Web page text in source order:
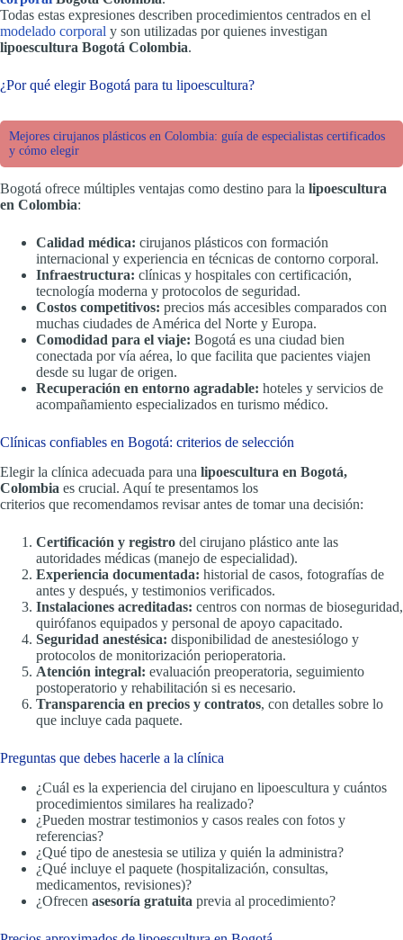
Todas estas expresiones describen procedimientos centrados en el
modelado corporal y son utilizadas por quienes investigan
lipoescultura Bogotá Colombia.
¿Por qué elegir Bogotá para tu lipoescultura?
Mejores cirujanos plásticos en Colombia: guía de especialistas certificados
y cómo elegir
Bogotá ofrece múltiples ventajas como destino para la lipoescultura
en Colombia:
Calidad médica: cirujanos plásticos con formación
internacional y experiencia en técnicas de contorno corporal.
Infraestructura: clínicas y hospitales con certificación,
tecnología moderna y protocolos de seguridad.
Costos competitivos: precios más accesibles comparados con
muchas ciudades de América del Norte y Europa.
Comodidad para el viaje: Bogotá es una ciudad bien
conectada por vía aérea, lo que facilita que pacientes viajen
desde su lugar de origen.
Recuperación en entorno agradable: hoteles y servicios de
acompañamiento especializados en turismo médico.
Clínicas confiables en Bogotá: criterios de selección
Elegir la clínica adecuada para una lipoescultura en Bogotá,
Colombia es crucial. Aquí te presentamos los
criterios que recomendamos revisar antes de tomar una decisión:
Certificación y registro del cirujano plástico ante las
autoridades médicas (manejo de especialidad).
Experiencia documentada: historial de casos, fotografías de
antes y después, y testimonios verificados.
Instalaciones acreditadas: centros con normas de bioseguridad,
quirófanos equipados y personal de apoyo capacitado.
Seguridad anestésica: disponibilidad de anestesiólogo y
protocolos de monitorización perioperatoria.
Atención integral: evaluación preoperatoria, seguimiento
postoperatorio y rehabilitación si es necesario.
Transparencia en precios y contratos, con detalles sobre lo
que incluye cada paquete.
Preguntas que debes hacerle a la clínica
¿Cuál es la experiencia del cirujano en lipoescultura y cuántos
procedimientos similares ha realizado?
¿Pueden mostrar testimonios y casos reales con fotos y
referencias?
¿Qué tipo de anestesia se utiliza y quién la administra?
¿Qué incluye el paquete (hospitalización, consultas,
medicamentos, revisiones)?
¿Ofrecen asesoría gratuita previa al procedimiento?